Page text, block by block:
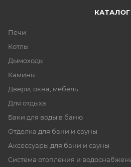
КАТАЛОГ
Печи
Котлы
Дымоходы
Камины
Двери, окна, мебель
Для отдыха
Баки для воды в баню
Отделка для бани и сауны
Аксессуары для бани и сауны
Система отопления и